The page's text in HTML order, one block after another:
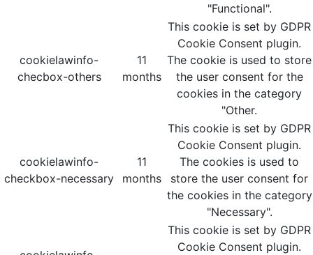
"Functional".
cookielawinfo-
checbox-others
11
months
This cookie is set by GDPR
Cookie Consent plugin.
The cookie is used to store
the user consent for the
cookies in the category
"Other.
cookielawinfo-
checkbox-necessary
11
months
This cookie is set by GDPR
Cookie Consent plugin.
The cookies is used to
store the user consent for
the cookies in the category
"Necessary".
This cookie is set by GDPR
Cookie Consent plugin.